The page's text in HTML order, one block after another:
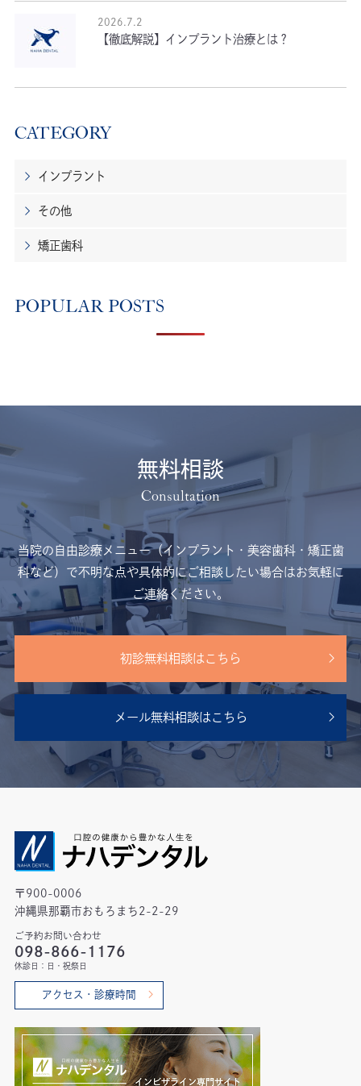
2026.7.2
【徹底解説】インプラント治療とは？
CATEGORY
インプラント
その他
矯正歯科
POPULAR POSTS
無料相談
当院の自由診療メニュー（インプラント・美容歯科・矯正歯
科など）で不明な点や具体的にご相談したい場合はお気軽に
ご連絡ください。
初診無料相談はこちら
メール無料相談はこちら
〒900-0006
沖縄県那覇市おもろまち2-2-29
ご予約お問い合わせ
098-866-1176
休診日：日・祝祭日
アクセス・診療時間